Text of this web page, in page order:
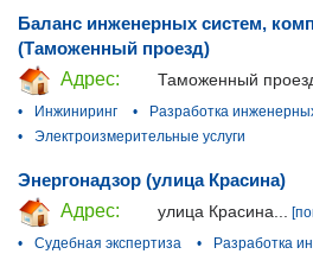
Баланс инженерных систем,
(Таможенный проезд)
Адрес:
Таможенный
•
Инжиниринг •
Разработка
•
Электроизмерительные услуги
Энергонадзор (улица Красина)
Адрес:
улица Красина...
•
Судебная экспертиза •
Разработка